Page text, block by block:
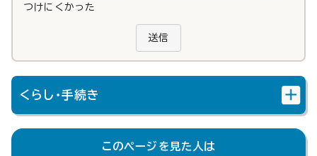
つけにくかった
送信
くらし・手続き
このページを見た人は